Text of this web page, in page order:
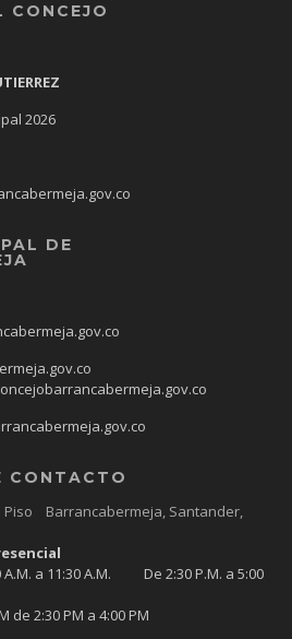
CONCEJO
2026
DE
CONTACTO
Piso Barrancabermeja, Santander,
A.M. a 11:30 A.M. De 2:30 P.M. a 5:00
de 2:30 PM a 4:00 PM